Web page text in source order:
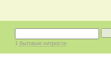
1 бытовые хитрости